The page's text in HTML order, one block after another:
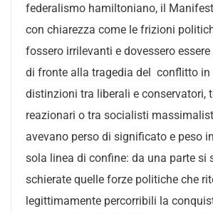
federalismo hamiltoniano, il
con chiarezza come le frizioni
fossero irrilevanti e dovessero
di fronte alla tragedia del conflitto in
distinzioni tra liberali e conservatori,
reazionari o tra socialisti
avevano perso di significato e peso
sola linea di confine: da una parte si
schierate quelle forze politiche che
legittimamente percorribili la